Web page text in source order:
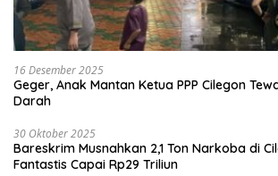
16 Desember 2025
Geger, Anak Mantan Ketua PPP Cilegon
Darah
30 Oktober 2025
Bareskrim Musnahkan 2,1 Ton Narkoba di
Fantastis Capai Rp29 Triliun